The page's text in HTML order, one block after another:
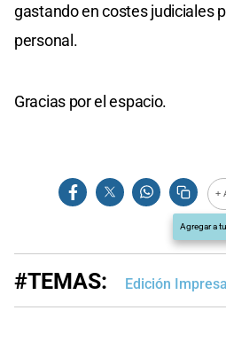
gastando en costes judiciales
personal.
Gracias por el espacio.
+
Agregar a
#TEMAS: Edición Impresa